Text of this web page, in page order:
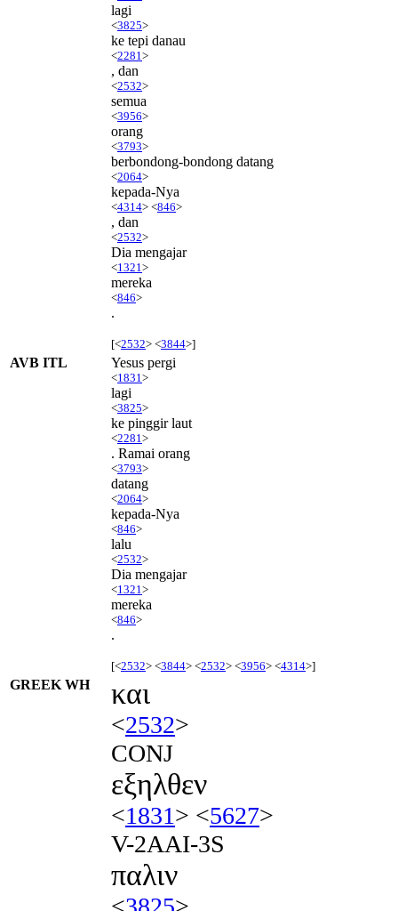
lagi
<3825>
ke tepi danau
<2281 >
, dan
<2532>
semua
<3956>
orang
<3793>
berbondong-bondong datang
<2064>
kepada-Nya
<4314> <846>
, dan
<2532>
Dia mengajar
<1321 >
mereka
<846>
.
[<2532> <3844>]
AVB ITL Yesus pergi
<1831 >
lagi
<3825>
ke pinggir laut
<2281 >
. Ramai orang
<3793>
datang
<2064>
kepada-Nya
<846>
lalu
<2532>
Dia mengajar
<1321 >
mereka
<846>
.
[<2532> <3844> <2532> <3956> <4314>]
GREEK WH και
<2532>
CONJ
εξηλθεν
<1831> <5627>
V-2AAI-3S
παλιν